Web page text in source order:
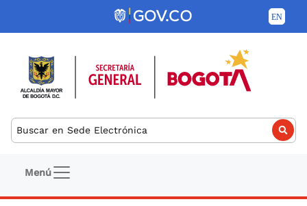
Pasar al contenido principal
Buscar
Navegación principal
Menú